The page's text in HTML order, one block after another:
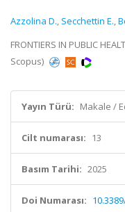
Azzolina D., Secchettin E.,
FRONTIERS IN PUBLIC
Scopus)
Yayın Türü: Makale /
Cilt numarası: 13
Basım Tarihi: 2025
Doi Numarası: